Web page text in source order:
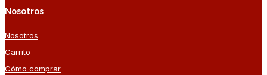
Nosotros
Nosotros
Carrito
Cómo comprar